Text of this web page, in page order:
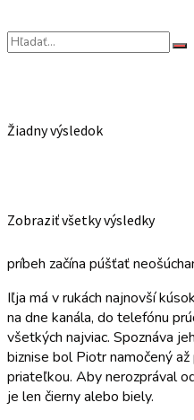
Žiadny výsledok
Zobraziť všetky výsledky
príbeh začína púšťať
Iľja má v rukách najnovší
na dne kanála, do telefónu
všetkých najviac. Spoznáva
biznise bol Piotr namočený
priateľkou. Aby nerozprával
je len čierny alebo biely.